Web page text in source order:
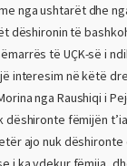
nga ushtarët dhe
dëshironin të
të UÇK-së i
interesim në këtë
nga Raushiqi i
dëshironte fëmijën
ajo nuk